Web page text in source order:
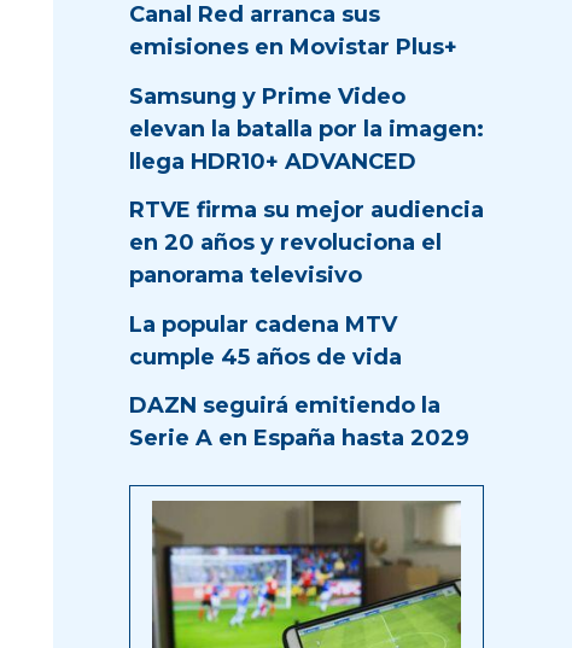
Canal Red arranca sus
emisiones en Movistar Plus+
Samsung y Prime Video
elevan la batalla por la imagen:
llega HDR10+ ADVANCED
RTVE firma su mejor audiencia
en 20 años y revoluciona el
panorama televisivo
La popular cadena MTV
cumple 45 años de vida
DAZN seguirá emitiendo la
Serie A en España hasta 2029